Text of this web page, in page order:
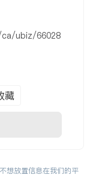
ubiz/66028
藏
想放置信息在我们的平